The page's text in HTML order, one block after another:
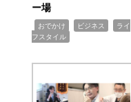
ー場
おでかけ ビジネス
ライ
フスタイル